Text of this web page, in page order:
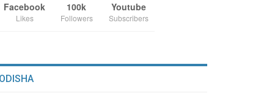
Facebook
Likes
100k
Followers
Youtube
Subscribers
ODISHA